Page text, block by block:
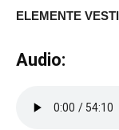
ELEMENTE
Audio: